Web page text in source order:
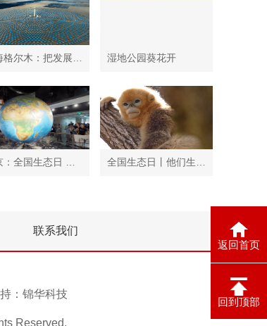
返回首页
回到顶部
湿地公园葵花开
联系我们
： 锦华科技
Reserved.